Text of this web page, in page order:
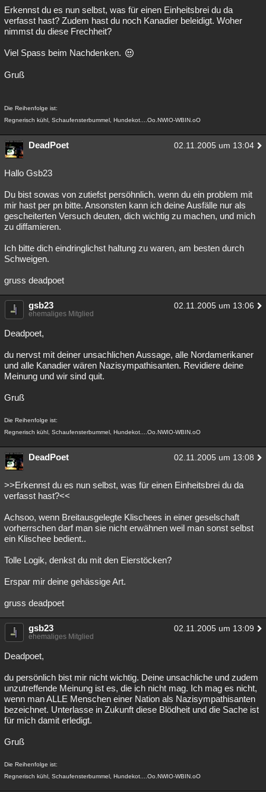
Erkennst du es nun selbst, was für einen Einheitsbrei du da
verfasst hast? Zudem hast du noch Kanadier beleidigt. Woher
nimmst du diese Frechheit?
Viel Spass beim Nachdenken.
Gruß
Die Reihenfolge ist:
Regnerisch kühl, Schaufensterbummel, Hundekot....Oo.NWIO-WBIN.oO
DeadPoet 02.11.2005 um 13:04
Hallo Gsb23
Du bist sowas von zutiefst persöhnlich. wenn du ein problem mit
mir hast per pn bitte. Ansonsten kann ich deine Ausfälle nur als
gescheiterten Versuch deuten, dich wichtig zu machen, und mich
zu diffamieren.
Ich bitte dich eindringlichst haltung zu waren, am besten durch
Schweigen.
gruss deadpoet
gsb23 02.11.2005 um 13:06
ehemaliges Mitglied
Deadpoet,
du nervst mit deiner unsachlichen Aussage, alle Nordamerikaner
und alle Kanadier wären Nazisympathisanten. Revidiere deine
Meinung und wir sind quit.
Gruß
Die Reihenfolge ist:
Regnerisch kühl, Schaufensterbummel, Hundekot....Oo.NWIO-WBIN.oO
DeadPoet 02.11.2005 um 13:08
>>Erkennst du es nun selbst, was für einen Einheitsbrei du da
verfasst hast?<<
Achsoo, wenn Breitausgelegte Klischees in einer geselschaft
vorherrschen darf man sie nicht erwähnen weil man sonst selbst
ein Klischee bedient..
Tolle Logik, denkst du mit den Eierstöcken?
Erspar mir deine gehässige Art.
gruss deadpoet
gsb23 02.11.2005 um 13:09
ehemaliges Mitglied
Deadpoet,
du persönlich bist mir nicht wichtig. Deine unsachliche und zudem
unzutreffende Meinung ist es, die ich nicht mag. Ich mag es nicht,
wenn man ALLE Menschen einer Nation als Nazisympathisanten
bezeichnet. Unterlasse in Zukunft diese Blödheit und die Sache ist
für mich damit erledigt.
Gruß
Die Reihenfolge ist:
Regnerisch kühl, Schaufensterbummel, Hundekot....Oo.NWIO-WBIN.oO